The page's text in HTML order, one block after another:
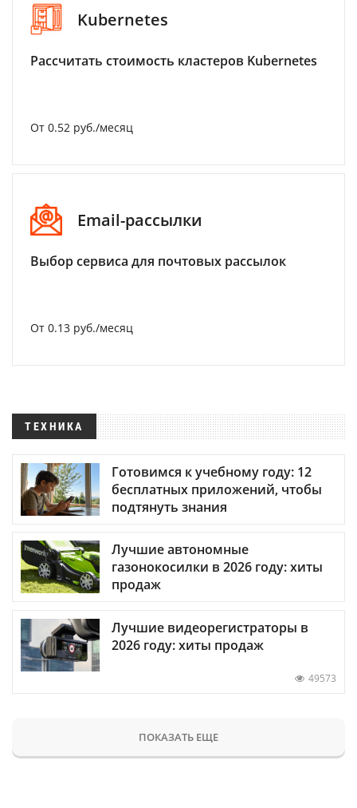
Kubernetes
Рассчитать стоимость кластеров Kubernetes
От 0.52 руб./месяц
Email-рассылки
Выбор сервиса для почтовых рассылок
От 0.13 руб./месяц
ТЕХНИКА
Готовимся к учебному году: 12
бесплатных приложений, чтобы
подтянуть знания
Лучшие автономные
газонокосилки в 2026 году: хиты
продаж
Лучшие видеорегистраторы в
2026 году: хиты продаж
49573
ПОКАЗАТЬ ЕЩЕ